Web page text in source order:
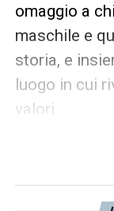
omaggio a
maschile e
storia, e
luogo in cui
valori.
Hall of
«La Hall of